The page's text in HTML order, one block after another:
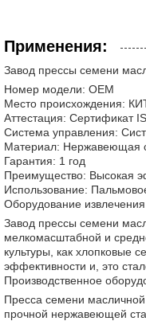
Применения:
Завод прессы семени
Номер модели: OEM
Место происхождения:
Аттестация: Сертификат
Система управления:
Материал: Нержавеющая
Гарантия: 1 год
Преимущество: Высокая
Использование:
Оборудование
Завод прессы семени
мелкомасштабной и
культуры, как хлопковые
эффективности и, это
Производственное
Пресса семени
прочной нержавеющей